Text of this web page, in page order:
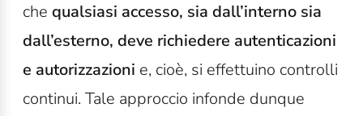
che qualsiasi accesso, sia dall’interno sia
dall’esterno, deve richiedere autenticazioni
e autorizzazioni e, cioè, si effettuino controlli
continui. Tale approccio infonde dunque